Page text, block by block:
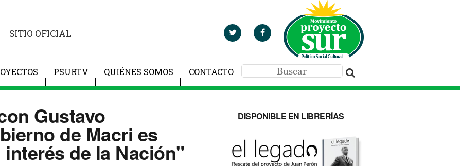
SITIO OFICIAL
PSURTV QUIÉNES SOMOS CONTACTO
Gustavo
de Macri es
de la Nación"
DISPONIBLE EN LIBRERÍAS